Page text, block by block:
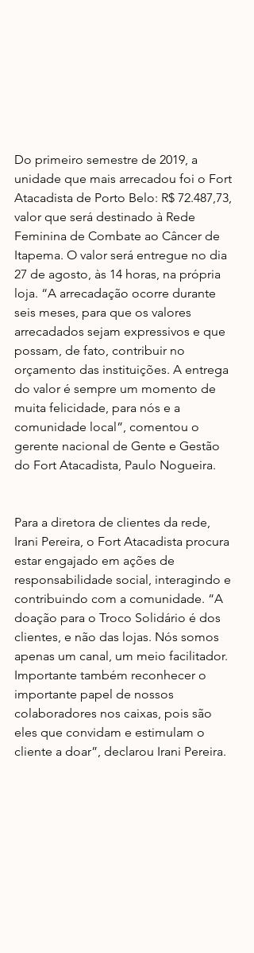
Do primeiro semestre de 2019, a
unidade que mais arrecadou foi o Fort
Atacadista de Porto Belo: R$ 72.487,73,
valor que será destinado à Rede
Feminina de Combate ao Câncer de
Itapema. O valor será entregue no dia
27 de agosto, às 14 horas, na própria
loja. “A arrecadação ocorre durante
seis meses, para que os valores
arrecadados sejam expressivos e que
possam, de fato, contribuir no
orçamento das instituições. A entrega
do valor é sempre um momento de
muita felicidade, para nós e a
comunidade local”, comentou o
gerente nacional de Gente e Gestão
do Fort Atacadista, Paulo Nogueira.
Para a diretora de clientes da rede,
Irani Pereira, o Fort Atacadista procura
estar engajado em ações de
responsabilidade social, interagindo e
contribuindo com a comunidade. “A
doação para o Troco Solidário é dos
clientes, e não das lojas. Nós somos
apenas um canal, um meio facilitador.
Importante também reconhecer o
importante papel de nossos
colaboradores nos caixas, pois são
eles que convidam e estimulam o
cliente a doar”, declarou Irani Pereira.